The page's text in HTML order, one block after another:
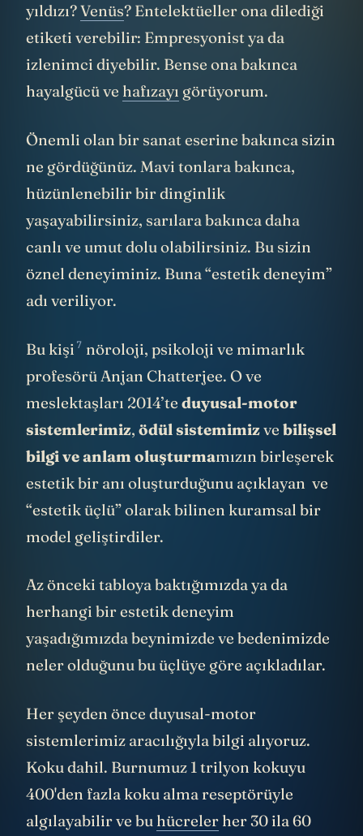
yıldızı?Venüs? Entelektüeller ona dilediği
etiketi verebilir: Empresyonist ya da
izlenimci diyebilir. Bense ona bakınca
hayalgücü ve hafızayı görüyorum.
Önemli olan bir sanat eserine bakınca sizin
ne gördüğünüz. Mavi tonlara bakınca,
hüzünlenebilir bir dinginlik
yaşayabilirsiniz, sarılara bakınca daha
canlı ve umut dolu olabilirsiniz. Bu sizin
öznel deneyiminiz. Buna “estetik deneyim”
adı veriliyor.
Bu kişi 7 nöroloji, psikoloji ve mimarlık
profesörü Anjan Chatterjee. O ve
meslektaşları 2014’te duyusal-motor
sistemlerimiz, ödül sistemimizve bilişsel
bilgi ve anlam oluşturmamızın birleşerek
estetik bir anı oluşturduğunu açıklayan ve
“estetik üçlü” olarak bilinen kuramsal bir
model geliştirdiler.
Az önceki tabloya baktığımızda ya da
herhangi bir estetik deneyim
yaşadığımızda beynimizde ve bedenimizde
neler olduğunu bu üçlüye göre açıkladılar.
Her şeyden önce duyusal-motor
sistemlerimiz aracılığıyla bilgi alıyoruz.
Koku dahil. Burnumuz 1 trilyon kokuyu
400'den fazla koku alma reseptörüyle
algılayabilir ve bu hücreler her 30 ila 60